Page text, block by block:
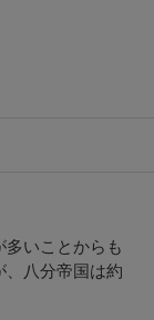
多いことからも
、八分帝国は約